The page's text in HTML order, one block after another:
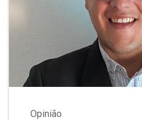
Opinião